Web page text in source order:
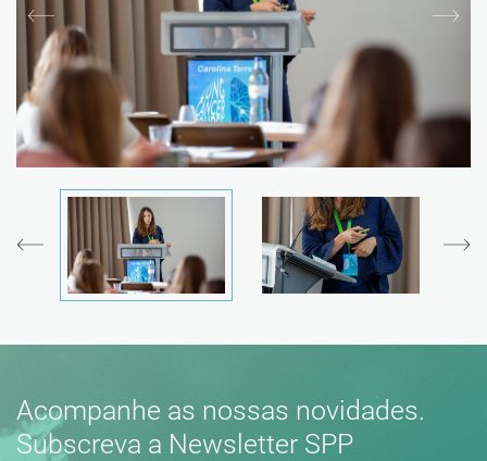
Acompanhe as nossas novidades.
Subscreva a Newsletter SPP